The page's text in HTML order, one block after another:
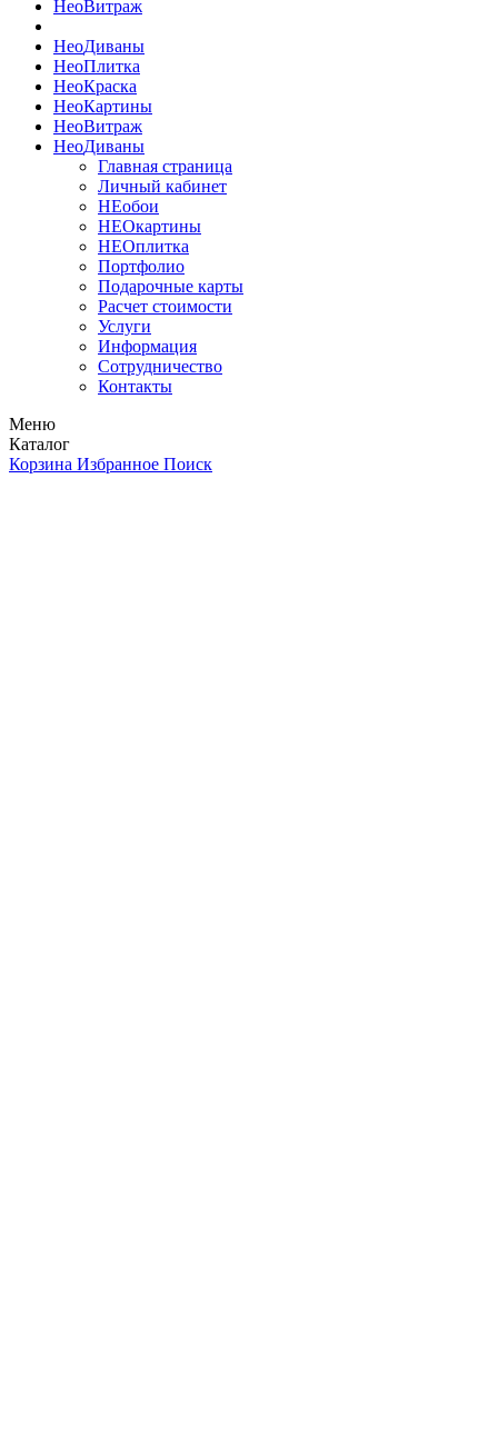
НеоВитраж
НеоДиваны
НеоПлитка
НеоКраска
НеоКартины
НеоВитраж
НеоДиваны
Главная страница
Личный кабинет
НЕобои
НЕОкартины
НЕОплитка
Портфолио
Подарочные карты
Расчет стоимости
Услуги
Информация
Сотрудничество
Контакты
Меню
Каталог
Корзина Избранное Поиск